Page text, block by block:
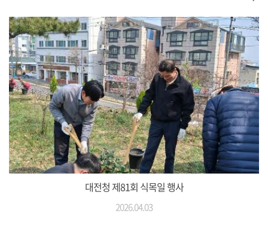
대전청 제81회 식목일 행사
2026.04.03